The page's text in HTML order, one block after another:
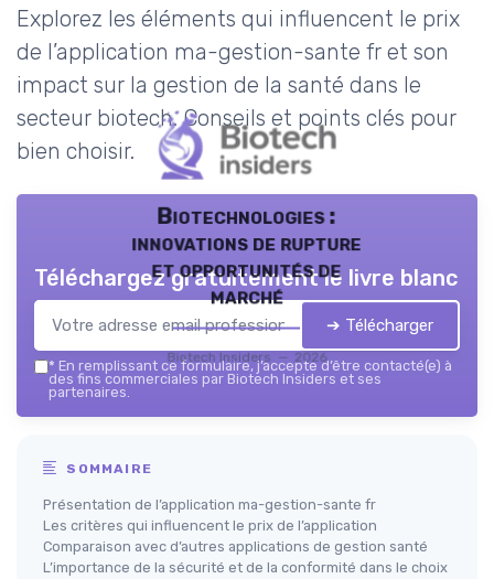
Explorez les éléments qui influencent le prix
de l’application ma-gestion-sante fr et son
impact sur la gestion de la santé dans le
secteur biotech. Conseils et points clés pour
bien choisir.
Biotechnologies :
innovations de rupture
et opportunités de
marché
Biotech Insiders — 2026
Téléchargez gratuitement le livre blanc
➔ Télécharger
* En remplissant ce formulaire, j’accepte d’être contacté(e) à
des fins commerciales par Biotech Insiders et ses
partenaires.
SOMMAIRE
Présentation de l’application ma-gestion-sante fr
Les critères qui influencent le prix de l’application
Comparaison avec d’autres applications de gestion santé
L’importance de la sécurité et de la conformité dans le choix